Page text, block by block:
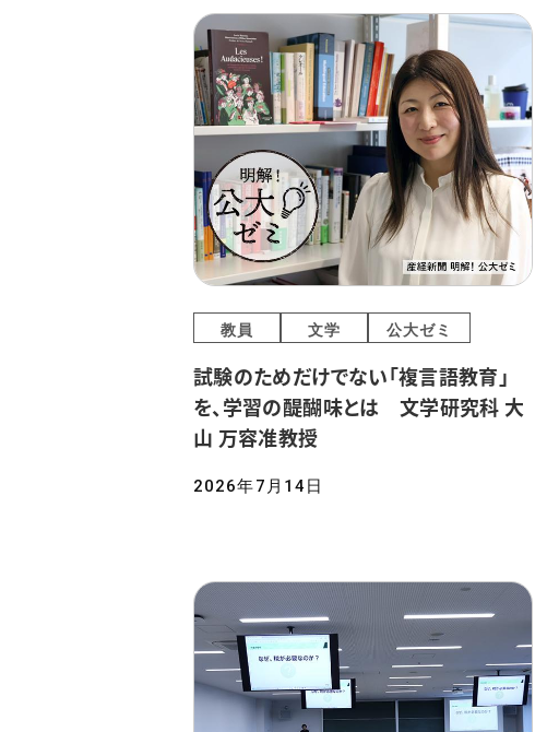
2026年7月14日
教員 文学 公大ゼミ
試験のためだけでない「複言語教育」
を、学習の醍醐味とは 文学研究科 大
山 万容准教授